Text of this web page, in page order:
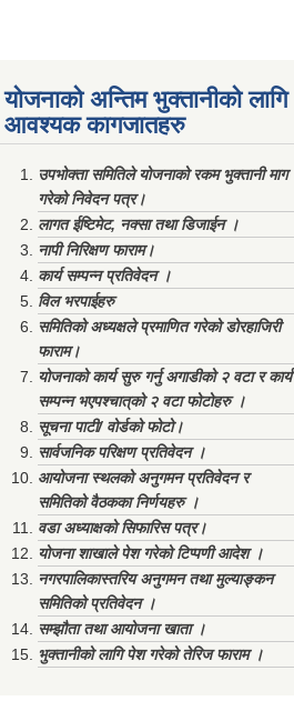
योजनाको अन्तिम भुक्तानीको लागि
आवश्यक कागजातहरु
उपभोक्ता समितिले योजनाको रकम भुक्तानी माग
गरेको निवेदन पत्र।
लागत ईष्टिमेट, नक्सा तथा डिजाईन ।
नापी निरिक्षण फाराम।
कार्य सम्पन्न प्रतिवेदन ।
विल भरपाईहरु
समितिको अध्यक्षले प्रमाणित गरेको डोरहाजिरी
फाराम।
योजनाको कार्य सुरु गर्नु अगाडीको २ वटा र कार्य
सम्पन्न भएपश्चात्‌को २ वटा फोटोहरु ।
सूचना पाटी/ वोर्डको फोटो।
सार्वजनिक परिक्षण प्रतिवेदन ।
आयोजना स्थलको अनुगमन प्रतिवेदन र
समितिको वैठकका निर्णयहरु ।
वडा अध्याक्षको सिफारिस पत्र।
योजना शाखाले पेश गरेको टिप्पणी आदेश ।
नगरपालिकास्तरिय अनुगमन तथा मुल्याङ्कन
समितिको प्रतिवेदन ।
सम्झौता तथा आयोजना खाता ।
भुक्तानीको लागि पेश गरेको तेरिज फाराम ।